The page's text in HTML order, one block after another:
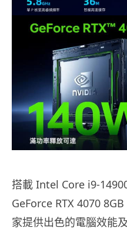
搭載 Intel Core i9-
GeForce RTX 4070
家提供出色的電腦效能